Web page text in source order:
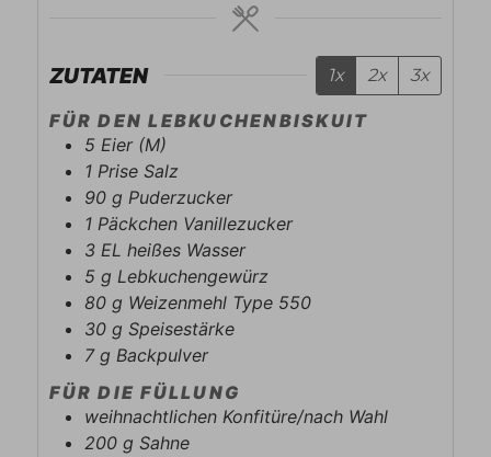
ZUTATEN 1x 2x 3x
FÜR DEN LEBKUCHENBISKUIT
5 Eier (M)
1 Prise Salz
90 g Puderzucker
1 Päckchen Vanillezucker
3 EL heißes Wasser
5 g Lebkuchengewürz
80 g Weizenmehl Type 550
30 g Speisestärke
7 g Backpulver
FÜR DIE FÜLLUNG
weihnachtlichen Konfitüre/nach Wahl
200 g Sahne